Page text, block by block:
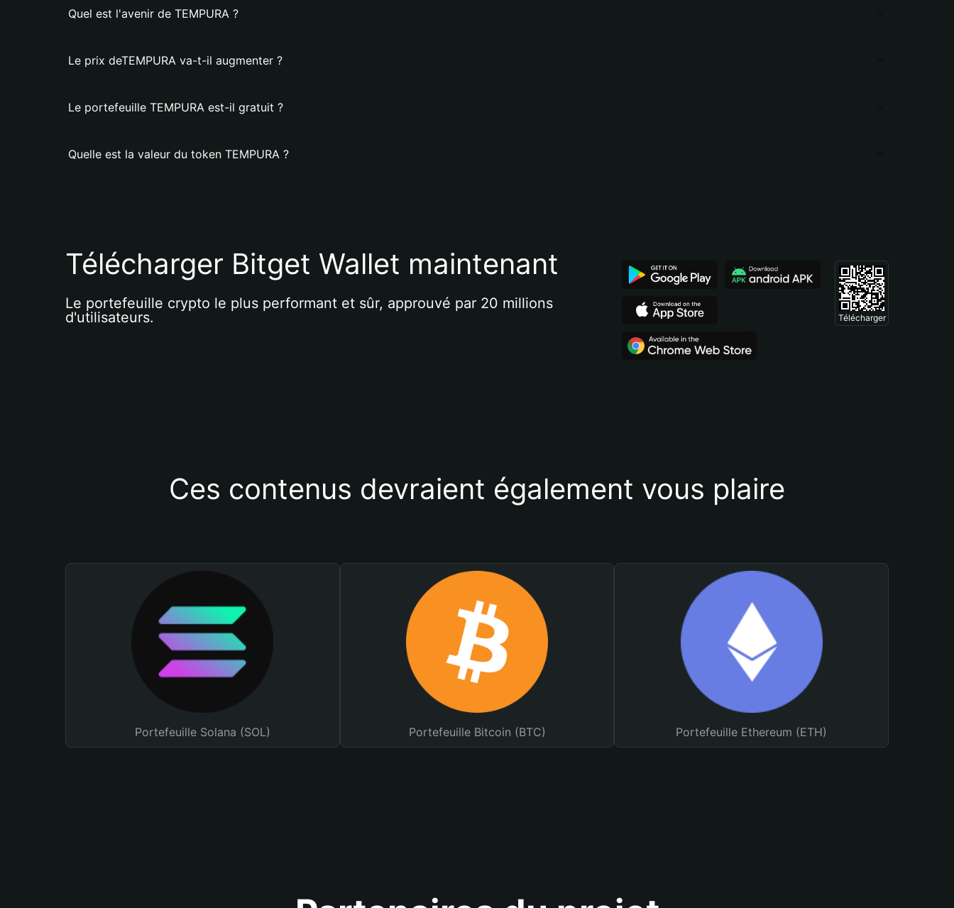
Quel est l'avenir de TEMPURA ?
Le prix deTEMPURA va-t-il augmenter ?
Le portefeuille TEMPURA est-il gratuit ?
Quelle est la valeur du token TEMPURA ?
Télécharger Bitget Wallet maintenant
Le portefeuille crypto le plus performant et sûr, approuvé par 20 millions
d'utilisateurs.
Télécharger
Ces contenus devraient également vous plaire
Portefeuille Solana (SOL) Portefeuille Bitcoin (BTC) Portefeuille Ethereum (ETH)